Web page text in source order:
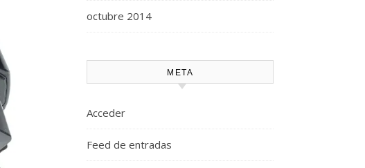
octubre 2014
META
Acceder
Feed de entradas